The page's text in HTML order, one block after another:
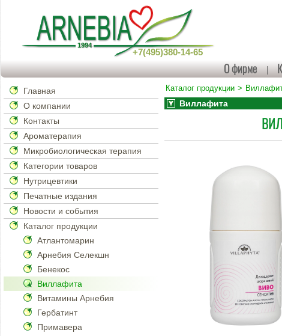
+7(495)380-14-65
О фирме
Каталог продукции
Виллафита
Главная
О компании
Контакты
Ароматерапия
Микробиологическая терапия
Категории товаров
Нутрицевтики
Печатные издания
Новости и события
Каталог продукции
Атлантомарин
Арнебия Селекшн
Бенекос
Виллафита
Витамины Арнебия
Гербатинт
Примавера